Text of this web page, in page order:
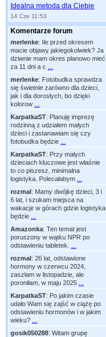
Idealna metoda dla Ciebie
14 Cze 11:53
Komentarze forum
merlenke: Ile przed okresem
macie objawy jakiegokolwiek? Ja
dziwnie mam okres planowo mieć
za 11 dni a c
merlenke: Fotobudka sprawdza
się świetnie zarówno dla dzieci,
jak i dla dorosłych, bo dzięki
kolorow
KarpatkaST: Planuję imprezę
rodzinną z udziałem małych
dzieci i zastanawiam się czy
fotobudka będzie
KarpatkaST: Przy małych
dzieciach kluczowe jest właśnie
to co piszesz, minimalna
logistyka. Polecałabym
rozmal: Mamy dwójkę dzieci, 3 i
6 lat, i szukam miejsca na
wakacje w górach gdzie logistyka
będzie
Amazonka: Ten temat jest
poruszony w wątku NPR po
odstawieniu tabletek.
rozmal: 26 lat, odstawione
hormony w czerwcu 2024,
zaszłam w listopadzie, ale
poroniłam, w maju 2025
KarpatkaST: Po jakim czasie
udało Wam się zajść w ciążę po
odstawieniu hormonów i w jakim
wieku?
gosik050288: Witam grupę